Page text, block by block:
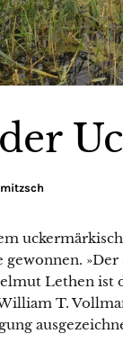
»Der
Lethen ist
T.